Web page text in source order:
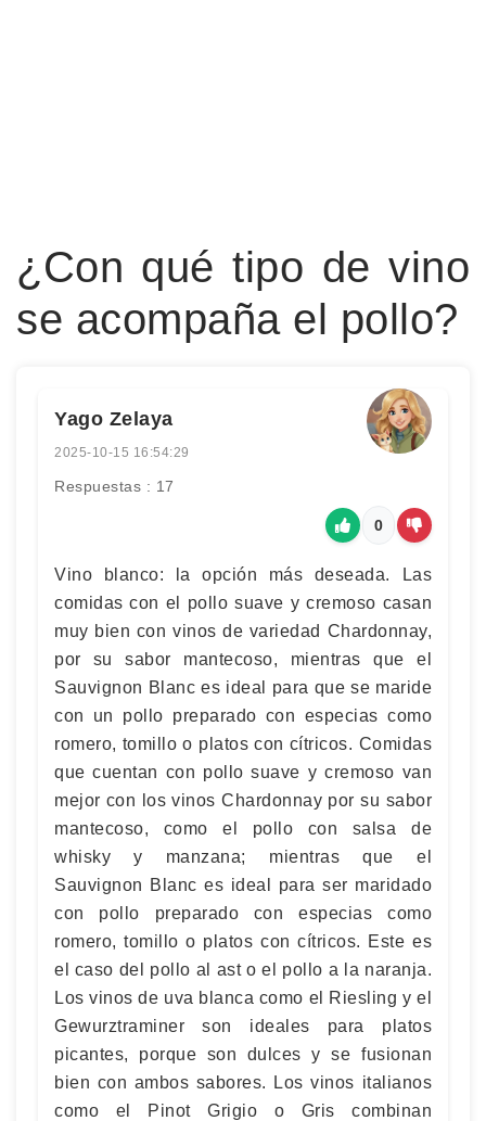
¿Con qué tipo de vino
se acompaña el pollo?
Yago Zelaya
2025-10-15 16:54:29
Respuestas : 17
0
Vino blanco: la opción más deseada. Las
comidas con el pollo suave y cremoso casan
muy bien con vinos de variedad Chardonnay,
por su sabor mantecoso, mientras que el
Sauvignon Blanc es ideal para que se maride
con un pollo preparado con especias como
romero, tomillo o platos con cítricos. Comidas
que cuentan con pollo suave y cremoso van
mejor con los vinos Chardonnay por su sabor
mantecoso, como el pollo con salsa de
whisky y manzana; mientras que el
Sauvignon Blanc es ideal para ser maridado
con pollo preparado con especias como
romero, tomillo o platos con cítricos. Este es
el caso del pollo al ast o el pollo a la naranja.
Los vinos de uva blanca como el Riesling y el
Gewurztraminer son ideales para platos
picantes, porque son dulces y se fusionan
bien con ambos sabores. Los vinos italianos
como el Pinot Grigio o Gris combinan